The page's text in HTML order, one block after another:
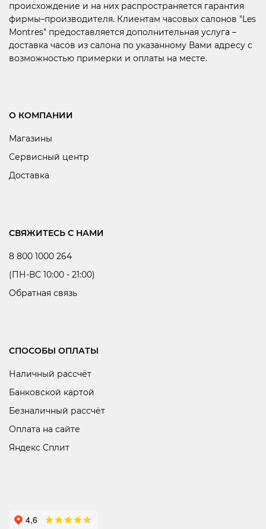
происхождение и на них распространяется гарантия
фирмы–производителя. Клиентам часовых салонов "Les
Montres" предоставляется дополнительная услуга –
доставка часов из салона по указанному Вами адресу с
возможностью примерки и оплаты на месте.
О КОМПАНИИ
Магазины
Сервисный центр
Доставка
СВЯЖИТЕСЬ С НАМИ
8 800 1000 264
(ПН-ВС 10:00 - 21:00)
Обратная связь
СПОСОБЫ ОПЛАТЫ
Наличный рассчёт
Банковской картой
Безналичный рассчёт
Оплата на сайте
Яндекс Сплит